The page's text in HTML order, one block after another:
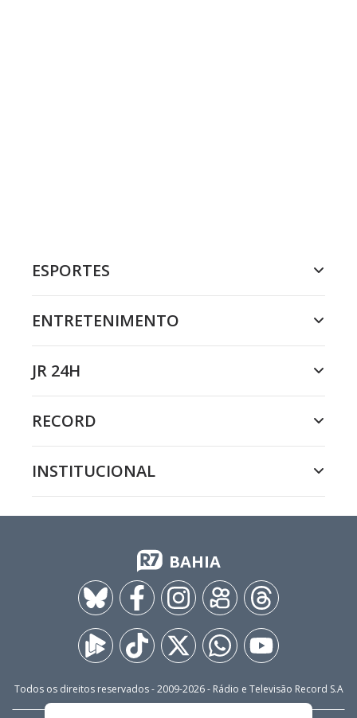
ESPORTES
ENTRETENIMENTO
JR 24H
RECORD
INSTITUCIONAL
BAHIA
Todos os direitos reservados - 2009-2026- Rádio e Televisão Record S.A